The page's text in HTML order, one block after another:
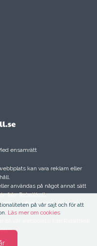
på vår sajt och för att
Läs mer om cookies
ensamrätt
kan vara reklam eller
användas på något annat sätt
från Rabattkoll.
och rabattkoder